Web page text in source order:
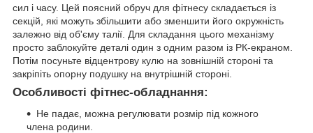
сил і часу. Цей поясний обруч для фітнесу складається із
секцій, які можуть збільшити або зменшити його окружність
залежно від об'єму талії. Для складання цього механізму
просто заблокуйте деталі один з одним разом із РК-екраном.
Потім посуньте відцентрову кулю на зовнішній стороні та
закріпіть опорну подушку на внутрішній стороні.
Особливості фітнес-обладнання:
Не падає, можна регулювати розмір під кожного
члена родини.